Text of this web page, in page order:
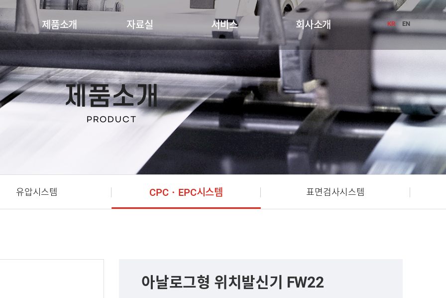
제품소개 자료실 서비스 회사소개 KR EN
제품소개
PRODUCT
유압시스템 CPC・EPC시스템 표면검사시스템
아날로그형 위치발신기 FW22